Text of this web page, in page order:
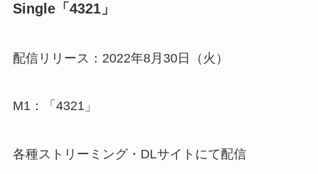
Single「4321」
配信リリース：2022年8月30日（火）
M1：「4321」
各種ストリーミング・DLサイトにて配信